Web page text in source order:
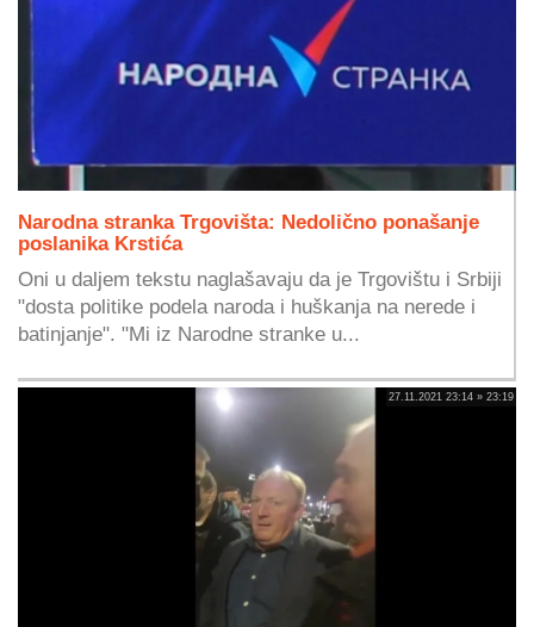
Narodna stranka Trgovišta: Nedolično ponašanje
poslanika Krstića
Oni u daljem tekstu naglašavaju da je Trgovištu i Srbiji
"dosta politike podela naroda i huškanja na nerede i
batinjanje". "Mi iz Narodne stranke u...
27.11.2021 23:14 » 23:19